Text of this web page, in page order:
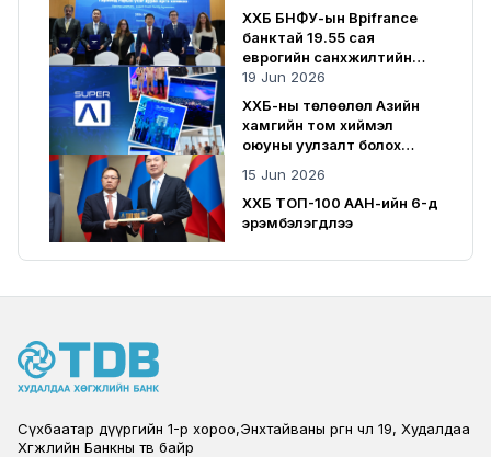
ХХБ БНФУ-ын Bpifrance
банктай 19.55 сая
еврогийн санхүүжилтийн
гэрээ байгууллаа
19 Jun 2026
ХХБ-ны төлөөлөл Азийн
хамгийн том хиймэл
оюуны уулзалт болох
15 Jun 2026
ХХБ ТОП-100 ААН-ийн 6-д
эрэмбэлэгдлээ
Сүхбаатар дүүргийн 1-р хороо,Энхтайваны өргөн чөлөө 19, Худалдаа
Хөгжлийн Банкны төв байр